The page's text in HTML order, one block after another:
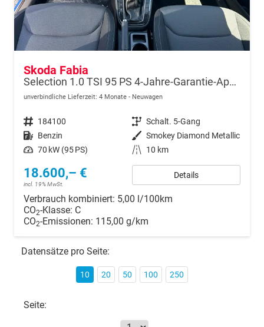
Skoda Fabia
Selection 1.0 TSI 95 PS 4-Jahre-Garantie-AppleCarPlay-AndroidAuto-LED-PDC-Sitzheizung-DAB-Klima
unverbindliche Lieferzeit: 4 Monate Neuwagen
Fahrzeugnr. 184100 Getriebe Schalt. 5-Gang
Kraftstoff Benzin Außenfarbe Smokey Diamond Metallic
Leistung 70 kW (95 PS) Kilometerstand 10 km
18.600,– €
incl. 19% MwSt.
Details
Verbrauch kombiniert: 5,00 l/100km
CO2-Klasse: C
CO2-Emissionen: 115,00 g/km
Datensätze pro Seite:
10 20 50 100 250
Seite: